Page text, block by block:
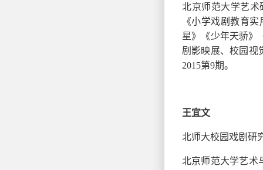
北京师范大学艺
《小学戏剧教育
星》《少年天骄》
剧影映展、校园视
2015第9期。
王宜文
北师大校园戏剧研
北京师范大学艺术